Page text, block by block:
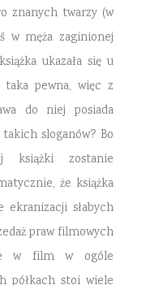
znanych twarzy (w
w męża zaginionej
ukazała się u
taka pewna, więc z
do niej posiada
sloganów? Bo
zostanie
że książka
ekranizacji słabych
praw filmowych
w film w ogóle